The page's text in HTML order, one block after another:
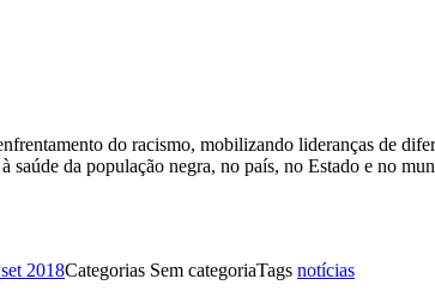
do racismo, mobilizando lideranças de
saúde da população negra, no país, no Estado e no
2018Categorias Sem categoriaTags notícias